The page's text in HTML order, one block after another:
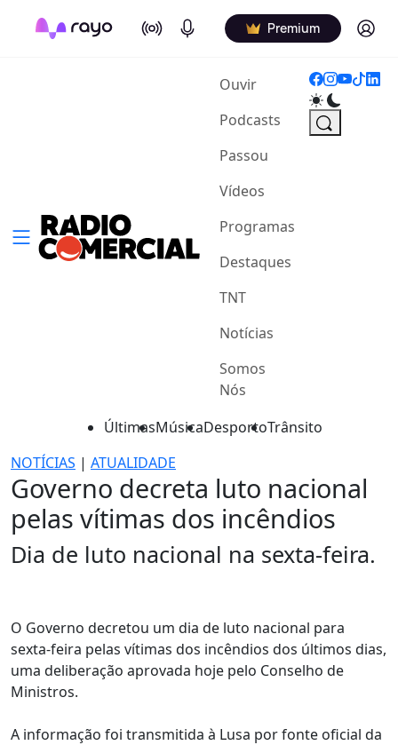
On Air Podcasts Premium Log in
Ouvir(current)
Podcasts
Passou
Vídeos
Programas
Destaques
TNT
Notícias
Somos
Nós
ÚltimasMúsicaDesportoTrânsito
NOTÍCIAS | ATUALIDADE
Governo decreta luto nacional
pelas vítimas dos incêndios
Dia de luto nacional na sexta-feira.
O Governo decretou um dia de luto nacional para
sexta-feira pelas vítimas dos incêndios dos últimos dias,
uma deliberação aprovada hoje pelo Conselho de
Ministros.
A informação foi transmitida à Lusa por fonte oficial da